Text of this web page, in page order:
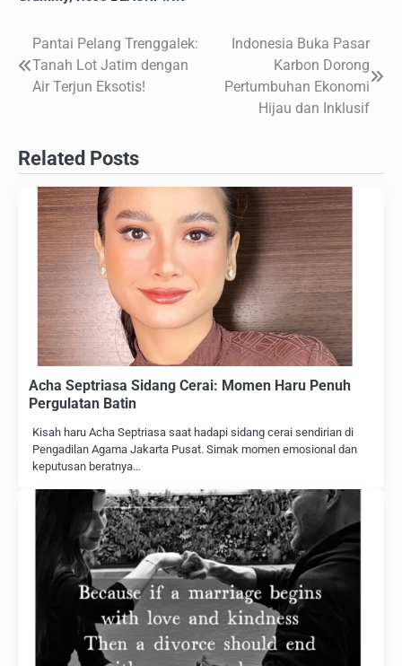
Navigasi
pos
Pantai Pelang Trenggalek:
Tanah Lot Jatim dengan
Air Terjun Eksotis!
Indonesia Buka Pasar
Karbon Dorong
Pertumbuhan Ekonomi
Hijau dan Inklusif
Related Posts
Acha Septriasa Sidang Cerai: Momen Haru Penuh
Pergulatan Batin
Kisah haru Acha Septriasa saat hadapi sidang cerai sendirian di
Pengadilan Agama Jakarta Pusat. Simak momen emosional dan
keputusan beratnya…